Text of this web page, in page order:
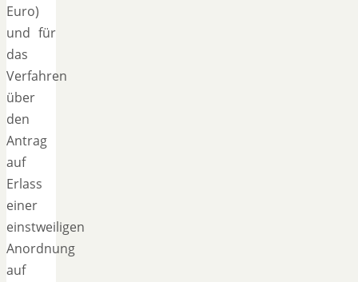
Euro)
und für
das
Verfahren
über
den
Antrag
auf
Erlass
einer
einstweiligen
Anordnung
auf